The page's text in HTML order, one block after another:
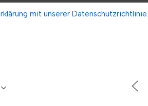
mit unserer Datenschutzrichtlinie.